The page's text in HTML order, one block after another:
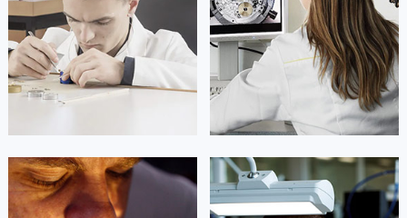
凯罗尔·切尔西
资深萧邦技师
达芙妮·克劳迪娅
资深萧邦技师